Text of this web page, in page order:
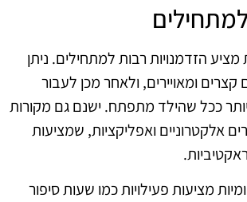
הזדמנויות רבות למתחילים. ניתן
ומאויירים, ולאחר מכן לעבור
ככל שהילד מתפתח. ישנם גם מקורות
אלקטרוניים ואפליקציות, שמציעות
מציעות פעילויות כמו שעות סיפור